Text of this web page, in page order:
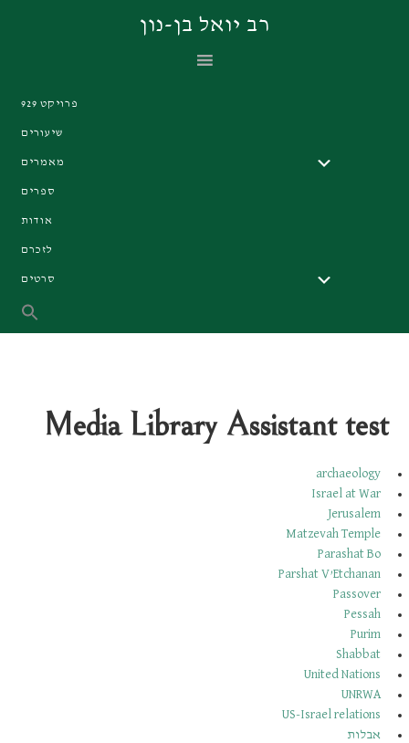
רב יואל בן-נון
פרויקט 929
שיעורים
מאמרים
ספרים
אודות
לזכרם
סרטים
Media Library Assistant test
archaeology
Israel at War
Jerusalem
Matzevah Temple
Parashat Bo
Parshat V’Etchanan
Passover
Pessah
Purim
Shabbat
United Nations
UNRWA
US-Israel relations
אבלות